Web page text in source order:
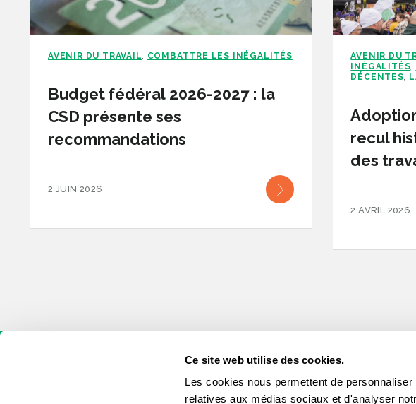
Ce site web utilise des cookies.
Les cookies nous permettent de
relatives aux médias sociaux et d'analyser
AVENIR DU TRAVAIL COMBATTRE LES INÉGALITÉS
Budget fédéral 2026-2027 : la
CSD présente ses
recommandations
2 JUIN 2026
AVENIR DU
INÉGALITÉS
DÉCENTES
recul
des
2 AVRIL 2026